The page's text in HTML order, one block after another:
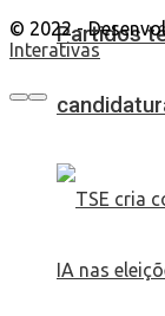
Partidos
© 2022 -
Interativas